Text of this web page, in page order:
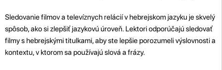
Sledovanie filmov a televíznych relácií v hebrejskom jazyku je skvelý
spôsob, ako si zlepšiť jazykovú úroveň. Lektori odporúčajú sledovať
filmy s hebrejskými titulkami, aby ste lepšie porozumeli výslovnosti a
kontextu, v ktorom sa používajú slová a frázy.